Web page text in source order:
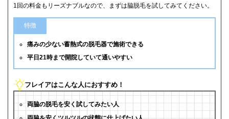
1回の料金もリーズナブルなので、まずは脇脱毛を試してみてください。
特徴
痛みの少ない蓄熱式の脱毛器で施術できる
平日21時まで開院していて通いやすい
フレイアはこんな人におすすめ！
両脇の脱毛を安く試してみたい人